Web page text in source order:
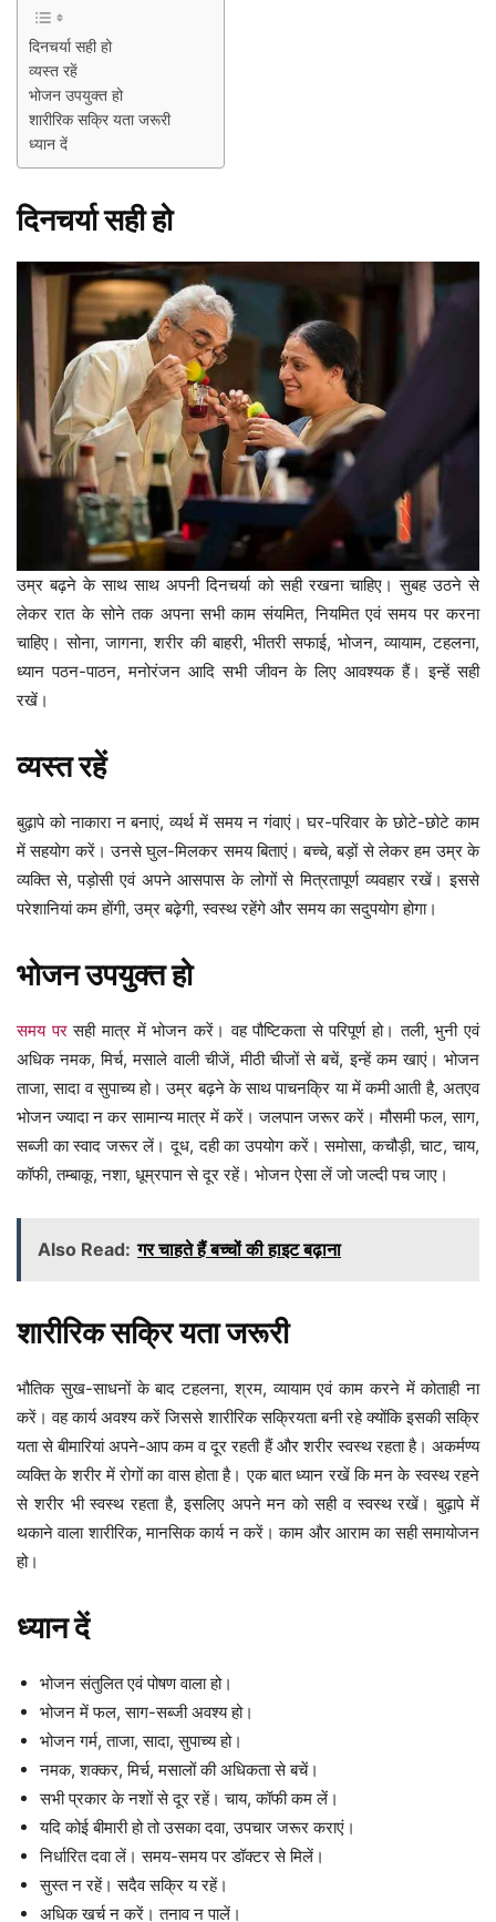
दिनचर्या सही हो
व्यस्त रहें
भोजन उपयुक्त हो
शारीरिक सक्रि यता जरूरी
ध्यान दें
दिनचर्या सही हो
उम्र बढ़ने के साथ साथ अपनी दिनचर्या को सही रखना चाहिए। सुबह उठने से
लेकर रात के सोने तक अपना सभी काम संयमित, नियमित एवं समय पर करना
चाहिए। सोना, जागना, शरीर की बाहरी, भीतरी सफाई, भोजन, व्यायाम, टहलना,
ध्यान पठन-पाठन, मनोरंजन आदि सभी जीवन के लिए आवश्यक हैं। इन्हें सही
रखें।
व्यस्त रहें
बुढ़ापे को नाकारा न बनाएं, व्यर्थ में समय न गंवाएं। घर-परिवार के छोटे-छोटे काम
में सहयोग करें। उनसे घुल-मिलकर समय बिताएं। बच्चे, बड़ों से लेकर हम उम्र के
व्यक्ति से, पड़ोसी एवं अपने आसपास के लोगों से मित्रतापूर्ण व्यवहार रखें। इससे
परेशानियां कम होंगी, उम्र बढ़ेगी, स्वस्थ रहेंगे और समय का सदुपयोग होगा।
भोजन उपयुक्त हो
समय परसही मात्र में भोजन करें। वह पौष्टिकता से परिपूर्ण हो। तली, भुनी एवं
अधिक नमक, मिर्च, मसाले वाली चीजें, मीठी चीजों से बचें, इन्हें कम खाएं। भोजन
ताजा, सादा व सुपाच्य हो। उम्र बढ़ने के साथ पाचनक्रि या में कमी आती है, अतएव
भोजन ज्यादा न कर सामान्य मात्र में करें। जलपान जरूर करें। मौसमी फल, साग,
सब्जी का स्वाद जरूर लें। दूध, दही का उपयोग करें। समोसा, कचौड़ी, चाट, चाय,
कॉफी, तम्बाकू, नशा, धूम्रपान से दूर रहें। भोजन ऐसा लें जो जल्दी पच जाए।
Also Read: गर चाहते हैं बच्चों की हाइट बढ़ाना
शारीरिक सक्रि यता जरूरी
भौतिक सुख-साधनों के बाद टहलना, श्रम, व्यायाम एवं काम करने में कोताही ना
करें। वह कार्य अवश्य करें जिससे शारीरिक सक्रियता बनी रहे क्योंकि इसकी सक्रि
यता से बीमारियां अपने-आप कम व दूर रहती हैं और शरीर स्वस्थ रहता है। अकर्मण्य
व्यक्ति के शरीर में रोगों का वास होता है। एक बात ध्यान रखें कि मन के स्वस्थ रहने
से शरीर भी स्वस्थ रहता है, इसलिए अपने मन को सही व स्वस्थ रखें। बुढ़ापे में
थकाने वाला शारीरिक, मानसिक कार्य न करें। काम और आराम का सही समायोजन
हो।
ध्यान दें
भोजन संतुलित एवं पोषण वाला हो।
भोजन में फल, साग-सब्जी अवश्य हो।
भोजन गर्म, ताजा, सादा, सुपाच्य हो।
नमक, शक्कर, मिर्च, मसालों की अधिकता से बचें।
सभी प्रकार के नशों से दूर रहें। चाय, कॉफी कम लें।
यदि कोई बीमारी हो तो उसका दवा, उपचार जरूर कराएं।
निर्धारित दवा लें। समय-समय पर डॉक्टर से मिलें।
सुस्त न रहें। सदैव सक्रि य रहें।
अधिक खर्च न करें। तनाव न पालें।